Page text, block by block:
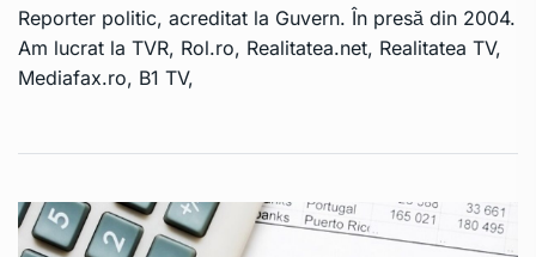
Reporter politic, acreditat la Guvern. În presă din 2004.
Am lucrat la TVR, Rol.ro, Realitatea.net, Realitatea TV,
Mediafax.ro, B1 TV,